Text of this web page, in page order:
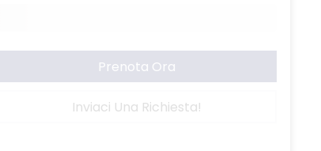
Prenota Ora
Inviaci Una Richiesta!